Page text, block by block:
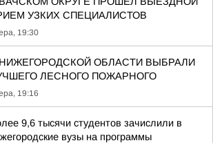
УЗКИХ СПЕЦИАЛИСТОВ
19:30
ОБЛАСТИ ВЫБРАЛИ
ЛЕСНОГО ПОЖАРНОГО
19:16
9,6 тысячи студентов зачислили в
вузы на программы